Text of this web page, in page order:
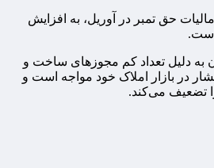
مالیات حق تمبر در آوریل، به افزایش
به دلیل تعداد کم مجوزهای ساخت و
در بازار املاک خود مواجه است و
را تضعیف می‌کند.